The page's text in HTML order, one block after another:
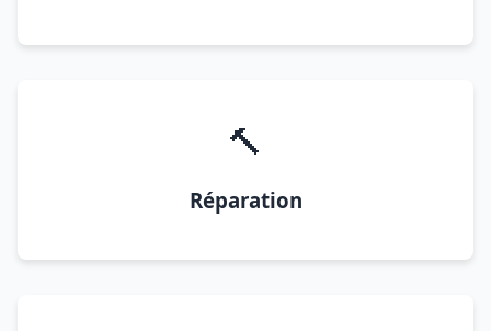
🔨
Réparation